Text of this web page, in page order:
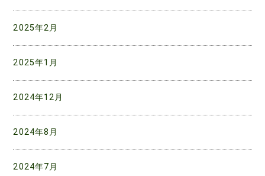
2025年2月
2025年1月
2024年12月
2024年8月
2024年7月